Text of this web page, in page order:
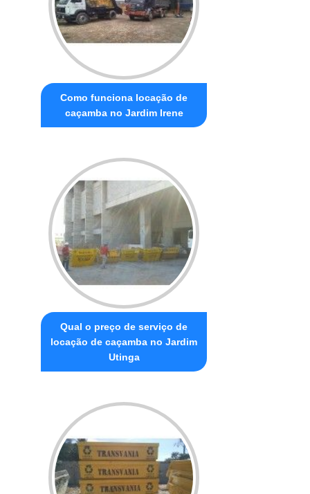
Como funciona locação de
caçamba no Jardim Irene
Qual o preço de serviço de
locação de caçamba no Jardim
Utinga